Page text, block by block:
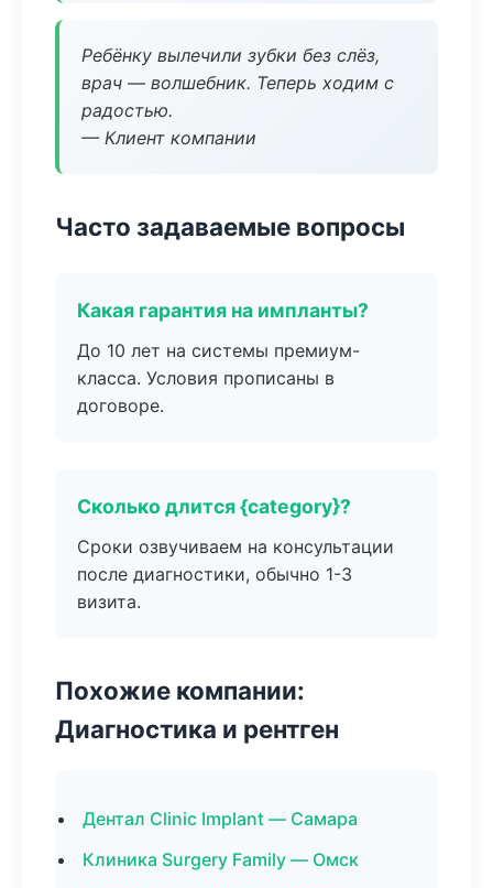
Ребёнку вылечили зубки без слёз,
врач — волшебник. Теперь ходим с
радостью.
— Клиент компании
Часто задаваемые вопросы
Какая гарантия на импланты?
До 10 лет на системы премиум-
класса. Условия прописаны в
договоре.
Сколько длится {category}?
Сроки озвучиваем на консультации
после диагностики, обычно 1-3
визита.
Похожие компании:
Диагностика и рентген
Дентал Clinic Implant — Самара
Клиника Surgery Family — Омск